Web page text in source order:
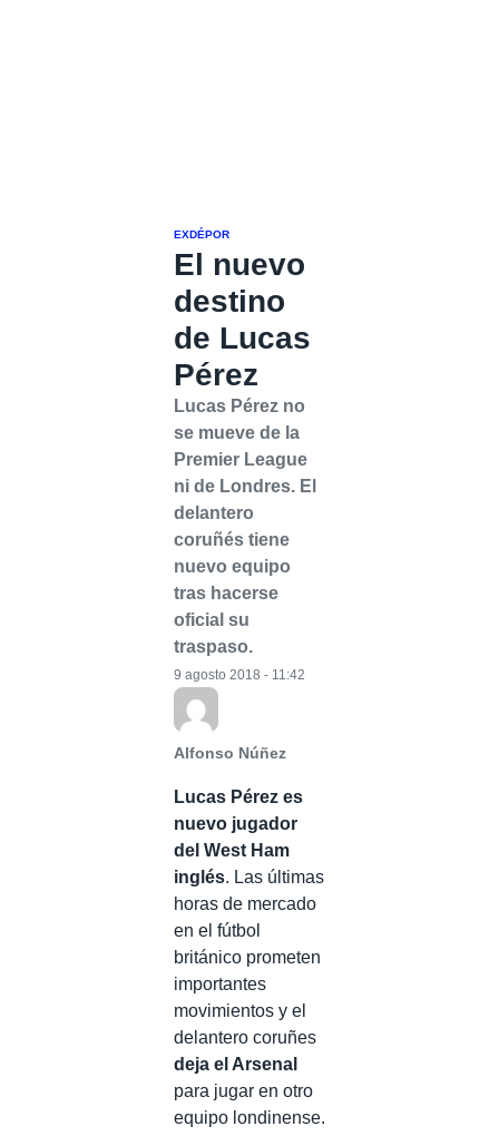
EXDÉPOR
El nuevo
destino
de Lucas
Pérez
Lucas Pérez no
se mueve de la
Premier League
ni de Londres. El
delantero
coruñés tiene
nuevo equipo
tras hacerse
oficial su
traspaso.
Alfonso Núñez
9 agosto 2018 - 11:42
Lucas Pérez es
nuevo jugador
del West Ham
inglés. Las últimas
horas de mercado
en el fútbol
británico prometen
importantes
movimientos y el
delantero coruñes
deja el Arsenal
para jugar en otro
equipo londinense.